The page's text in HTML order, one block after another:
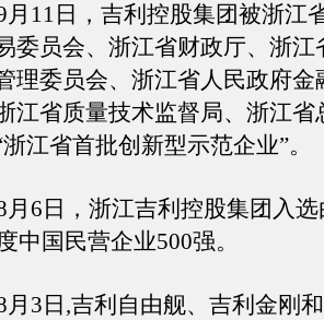
11日，吉利控股集团被浙江
委员会、浙江省财政厅、浙江
理委员会、浙江省人民政府金
江省质量技术监督局、浙江省
江省首批创新型示范企业”。
6日，浙江吉利控股集团入选
中国民营企业500强。
3日,吉利自由舰、吉利金刚